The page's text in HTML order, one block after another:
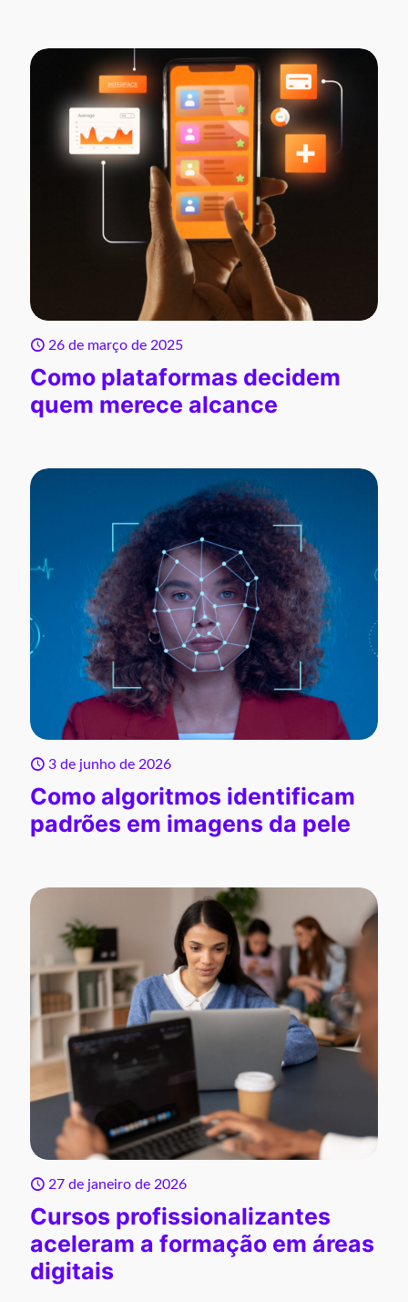
26 de março de 2025
Como plataformas decidem
quem merece alcance
3 de junho de 2026
Como algoritmos identificam
padrões em imagens da pele
27 de janeiro de 2026
Cursos profissionalizantes
aceleram a formação em áreas
digitais